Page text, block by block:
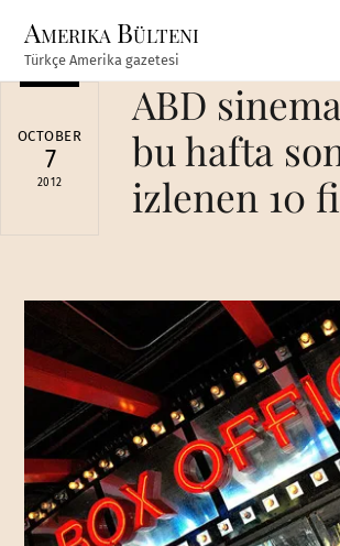
content
Amerika Bülteni
Türkçe Amerika gazetesi
OCTOBER
7
2012
ABD
bu hafta
izlenen 10